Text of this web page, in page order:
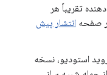
تقریباً هر
صفحه انتشار پیش
استودیو، نسخه